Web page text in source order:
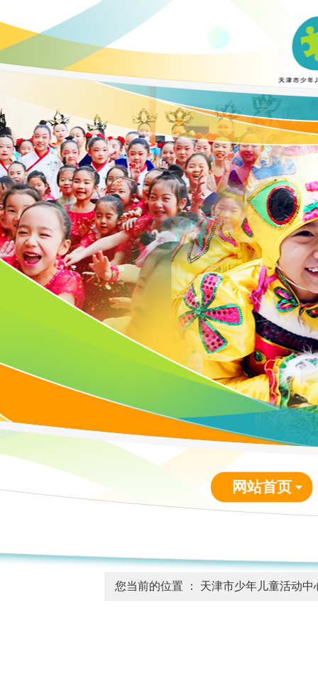
网站首页
您当前的位置 ： 天津市少年儿童活动中